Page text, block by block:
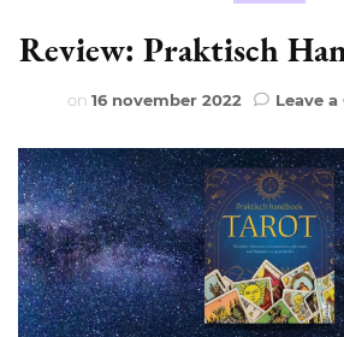
Review: Praktisch
on 16 november 2022 Leave